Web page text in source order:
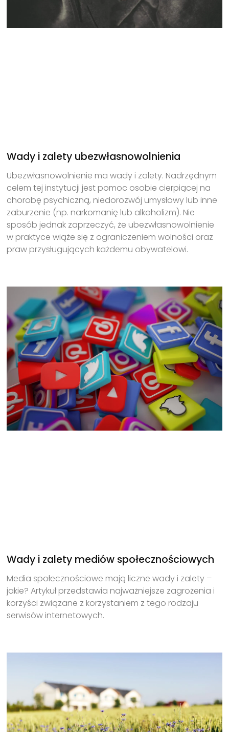
Wady i zalety ubezwłasnowolnienia
Ubezwłasnowolnienie ma wady i zalety. Nadrzędnym
celem tej instytucji jest pomoc osobie cierpiącej na
chorobę psychiczną, niedorozwój umysłowy lub inne
zaburzenie (np. narkomanię lub alkoholizm). Nie
sposób jednak zaprzeczyć, że ubezwłasnowolnienie
w praktyce wiąże się z ograniczeniem wolności oraz
praw przysługujących każdemu obywatelowi.
Wady i zalety mediów społecznościowych
Media społecznościowe mają liczne wady i zalety –
jakie? Artykuł przedstawia najważniejsze zagrożenia i
korzyści związane z korzystaniem z tego rodzaju
serwisów internetowych.